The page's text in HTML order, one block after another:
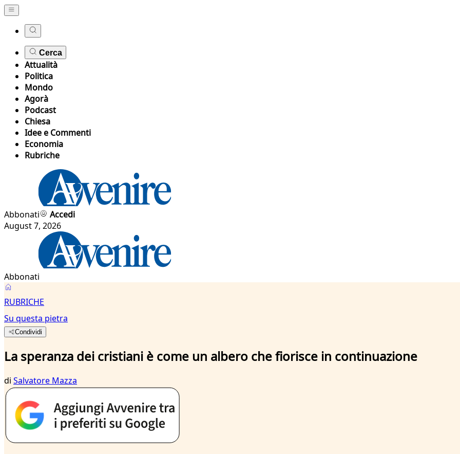
Cerca
Attualità
Politica
Mondo
Agorà
Podcast
Chiesa
Idee e Commenti
Economia
Rubriche
Abbonati
Accedi
August 7, 2026
Abbonati
RUBRICHE
Su questa pietra
Condividi
La speranza dei cristiani è come un albero che fiorisce in continuazione
di Salvatore Mazza